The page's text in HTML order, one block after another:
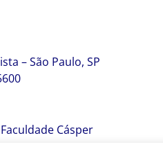
– São Paulo, SP
Cásper